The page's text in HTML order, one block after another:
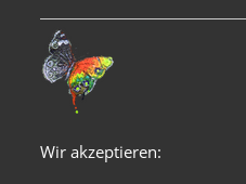
Wir akzeptieren: